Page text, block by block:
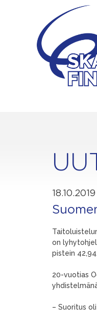
18.10.2019
on
pistein 42,94.
20-vuotias
– Suoritus